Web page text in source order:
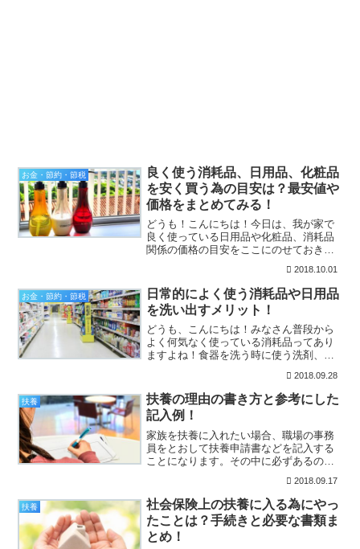
お金・節約・節税
良く使う消耗品、日用品、化粧品
を安く買う為の目安は？最安値や
価格をまとめてみる！
どうも！こんにちは！今日は、我が家で
良く使っている日用品や化粧品、消耗品
関係の価格の目安をここにのせておきた
でのメリットについては、こないだ考え
てみました。ということで、買い物に行
った時に安い値段でお目当...
2018.10.01
お金・節約・節税
日常的によく使う消耗品や日用品
を洗い出すメリット！
どうも、こんにちは！みなさん普段から
よく何気なく使っている消耗品ってあり
ますよね！食器を洗う時に使う洗剤、手
使う洗濯用の洗剤や柔軟剤。他にも整髪
料や女性の方なら化粧品など、たくさん
の消耗品を生活の中で使っ...
2018.09.28
扶養
扶養の理由の書き方と参考にした
記入例！
家族を扶養に入れたい場合、職場の事務
員をとおして扶養申請書などを記入する
ことになります。その中に必ずあるの
「今までの生計状況」の説明についてで
す。この扶養の理由については、扶養認
定審査に判断される重要な内...
2018.09.17
扶養
社会保険上の扶養に入る為にやっ
たことは？手続きと必要な書類ま
とめ！